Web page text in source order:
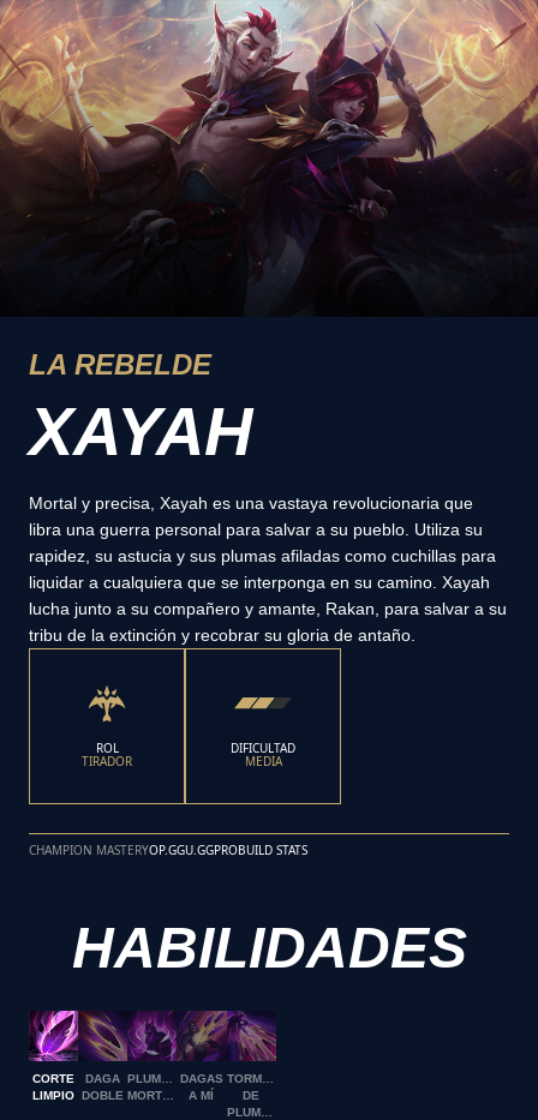
LA REBELDE
XAYAH
Mortal y precisa, Xayah es una vastaya revolucionaria que
libra una guerra personal para salvar a su pueblo. Utiliza su
rapidez, su astucia y sus plumas afiladas como cuchillas para
liquidar a cualquiera que se interponga en su camino. Xayah
lucha junto a su compañero y amante, Rakan, para salvar a su
tribu de la extinción y recobrar su gloria de antaño.
ROL
TIRADOR
DIFICULTAD
MEDIA
CHAMPION MASTERYOP.GGU.GGPROBUILD STATS
HABILIDADES
CORTE
LIMPIO
DAGA
DOBLE
PLUMAJEDAGAS
A MÍ
TORMENTA
DE
PLUMAS